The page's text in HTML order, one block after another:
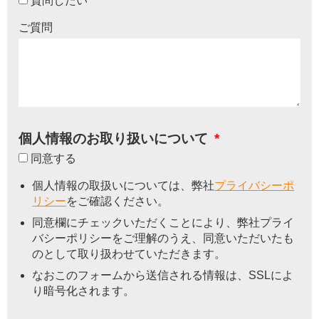
ご質問
個人情報のお取り扱いについて *
同意する
個人情報の取扱いについては、弊社プライバシーポ
リシーをご確認ください。
同意欄にチェックいただくことにより、弊社プライ
バシーポリシーをご理解のうえ、同意いただいたも
のとして取り扱わせていただきます。
なおこのフォームから送信される情報は、SSLによ
り暗号化されます。